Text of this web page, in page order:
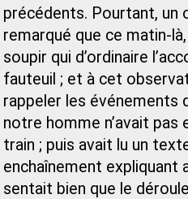
précédents. Pourtant,
remarqué que ce matin-
soupir qui d’ordinaire
fauteuil ; et à cet
rappeler les événements
notre homme n’avait
train ; puis avait lu un
enchaînement expliquant
sentait bien que le